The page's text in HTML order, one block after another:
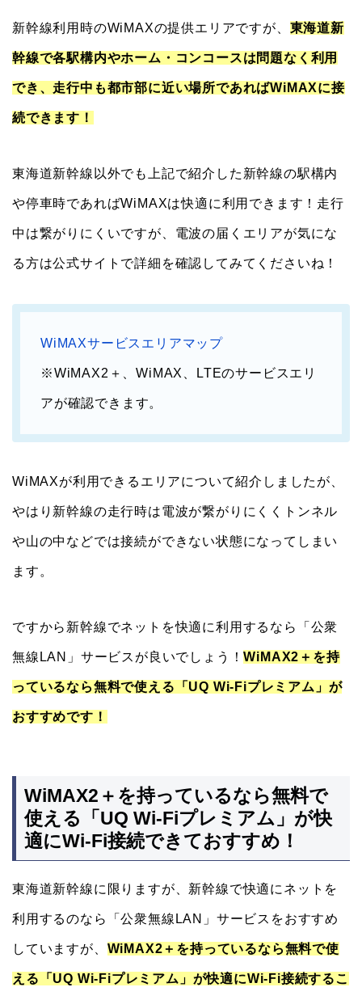
新幹線利用時のWiMAXの提供エリアですが、 東海道新
幹線で各駅構内やホーム・コンコースは問題なく利用
でき、走行中も都市部に近い場所であればWiMAXに接
続できます！
東海道新幹線以外でも上記で紹介した新幹線の駅構内
や停車時であればWiMAXは快適に利用できます！走行
中は繋がりにくいですが、電波の届くエリアが気にな
る方は公式サイトで詳細を確認してみてくださいね！
WiMAXサービスエリアマップ
※WiMAX2＋、WiMAX、LTEのサービスエリ
アが確認できます。
WiMAXが利用できるエリアについて紹介しましたが、
やはり新幹線の走行時は電波が繋がりにくくトンネル
や山の中などでは接続ができない状態になってしまい
ます。
ですから新幹線でネットを快適に利用するなら「公衆
無線LAN」サービスが良いでしょう！WiMAX2＋を持
っているなら無料で使える「UQ Wi-Fiプレミアム」が
おすすめです！
WiMAX2＋を持っているなら無料で
使える「UQ Wi-Fiプレミアム」が快
適にWi-Fi接続できておすすめ！
東海道新幹線に限りますが、新幹線で快適にネットを
利用するのなら「公衆無線LAN」サービスをおすすめ
していますが、 WiMAX2＋を持っているなら無料で使
える「UQ Wi-Fiプレミアム」が快適にWi-Fi接続するこ